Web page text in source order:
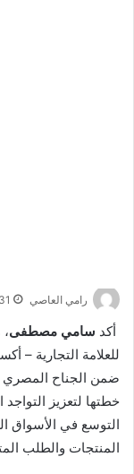
رامي العاصي 31 يناير، 2026
أكد سامي مصطفى
ضمن الجناح
خطتها لتعزيز
التوسع في الأسواق
المنتجات والطلب